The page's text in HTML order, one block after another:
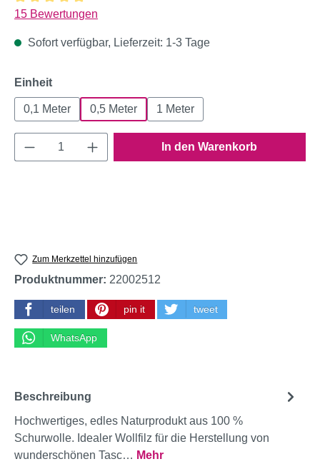
Durchschnittliche Bewertung von 5 von 5 Sternen
15 Bewertungen
Sofort verfügbar, Lieferzeit: 1-3 Tage
Einheitauswählen
0,1 Meter 0,5 Meter 1 Meter
Produkt Anzahl: Gib den gewünschten
In den Warenkorb
Zum Merkzettel hinzufügen
Produktnummer: 22002512
teilen pin it tweet
WhatsApp
Beschreibung
Hochwertiges, edles Naturprodukt aus 100 %
Schurwolle. Idealer Wollfilz für die Herstellung von
wunderschönen Tasc… Mehr